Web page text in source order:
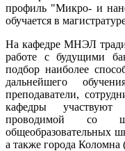
профиль "Микро- и
обучается в
На кафедре МНЭЛ
работе с будущими
подбор наиболее
дальнейшего
преподаватели,
кафедры участвуют
проводимой со
общеобразовательных
а также города Коломна